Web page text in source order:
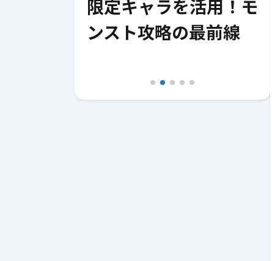
限定キャラを活用！モ
ンスト攻略の最前線